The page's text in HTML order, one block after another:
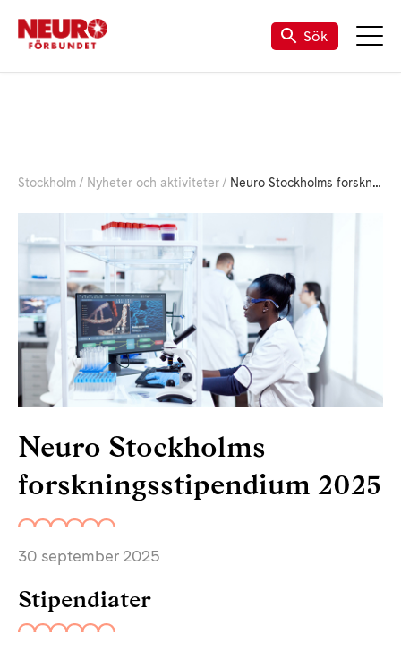
Sök
Stockholm Nyheter och aktiviteter Neuro Stockholms forskningsstipendium 2025
Neuro Stockholms
forskningsstipendium 2025
30 september 2025
Stipendiater